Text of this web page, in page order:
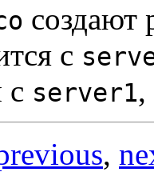
создают
с
с server1,
,